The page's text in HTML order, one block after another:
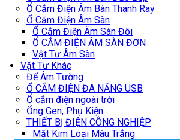
Ổ Cắm Điện Âm Bàn Thanh Ray
Ổ Cắm Điện Âm Sàn
Ổ Cắm Điện Âm Sàn Đôi
Ổ CẮM ĐIỆN ÂM SÀN ĐƠN
Vật Tư Âm Sàn
Vật Tư Khác
Đế Âm Tường
Ổ CẮM ĐIỆN ĐA NĂNG USB
Ổ cắm điện ngoài trời
Ống Gen, Phụ Kiện
THIẾT BỊ ĐIỆN CÔNG NGHIỆP
Mặt Kim Loại Màu Trắng